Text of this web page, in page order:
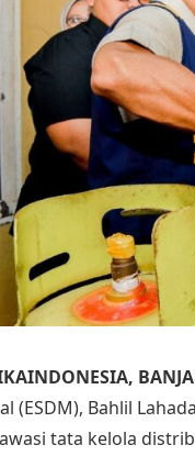
(ESDM), Bahlil
tata kelola